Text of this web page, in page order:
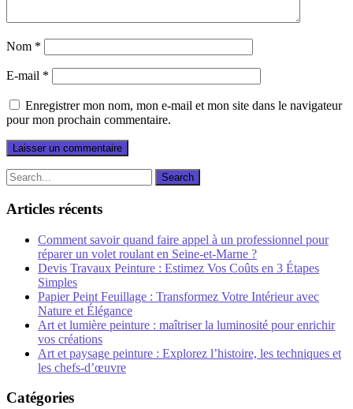
Nom *
E-mail *
Enregistrer mon nom, mon e-mail et mon site dans le navigateur
pour mon prochain commentaire.
Articles récents
Comment savoir quand faire appel à un professionnel pour
réparer un volet roulant en Seine-et-Marne ?
Devis Travaux Peinture : Estimez Vos Coûts en 3 Étapes
Simples
Papier Peint Feuillage : Transformez Votre Intérieur avec
Nature et Élégance
Art et lumière peinture : maîtriser la luminosité pour enrichir
vos créations
Art et paysage peinture : Explorez l’histoire, les techniques et
les chefs-d’œuvre
Catégories